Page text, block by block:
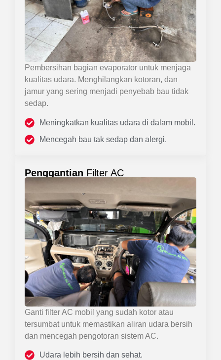
Pembersihan bagian evaporator untuk menjaga
kualitas udara. Menghilangkan kotoran, dan
jamur yang sering menjadi penyebab bau tidak
sedap.
Meningkatkan kualitas udara di dalam mobil.
Mencegah bau tak sedap dan alergi.
Penggantian Filter AC
Ganti filter AC mobil yang sudah kotor atau
tersumbat untuk memastikan aliran udara bersih
dan mencegah pengotoran sistem AC.
Udara lebih bersih dan sehat.